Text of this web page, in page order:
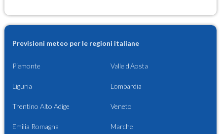
Previsioni meteo per le regioni italiane
Piemonte Valle d'Aosta
Liguria Lombardia
Trentino Alto Adige Veneto
Emilia Romagna Marche